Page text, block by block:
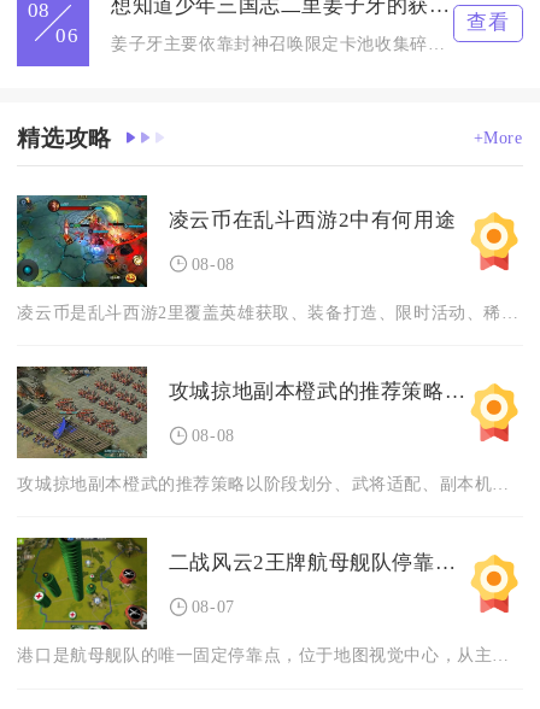
08
06
想知道少年三国志二里姜子牙的获取方式
查看
精选攻略 +More
凌云币在乱斗西游2中有何用途
08-08
攻城掠地副本橙武的推荐策略是什么
08-08
攻城掠地副本橙武的推荐策略以阶段划分、武将适配、副本机制匹配...
二战风云2王牌航母舰队停靠在何地
08-07
港口是航母舰队的唯一固定停靠点，位于地图视觉中心，从主界面导...